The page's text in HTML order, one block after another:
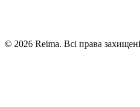
© 2026 Reima. Всі права